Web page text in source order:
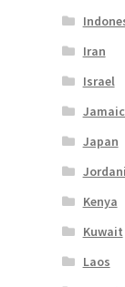
Iran
Israel
Japan
Kenya
Kuwait
Laos